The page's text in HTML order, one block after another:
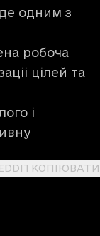
одним з
робоча
цілей та
і
КОПІЮВАТИ